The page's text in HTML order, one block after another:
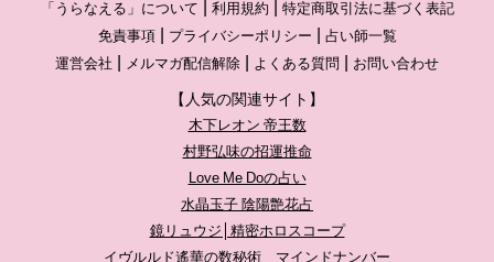
「うらなえる」について 利用規約
特定商取引法に基づく表記
免責事項
プライバシーポリシー
占い師一覧
運営会社
メルマガ配信解除 よくある質問 お問い合わせ
【人気の関連サイト】
木下レオン 帝王数
村野弘味の招運推命
Love Me Doの占い
水晶玉子 陰陽艶花占
鏡リュウジ│精密ホロスコープ
イヴルルド遙華の数秘術 マインドナンバー